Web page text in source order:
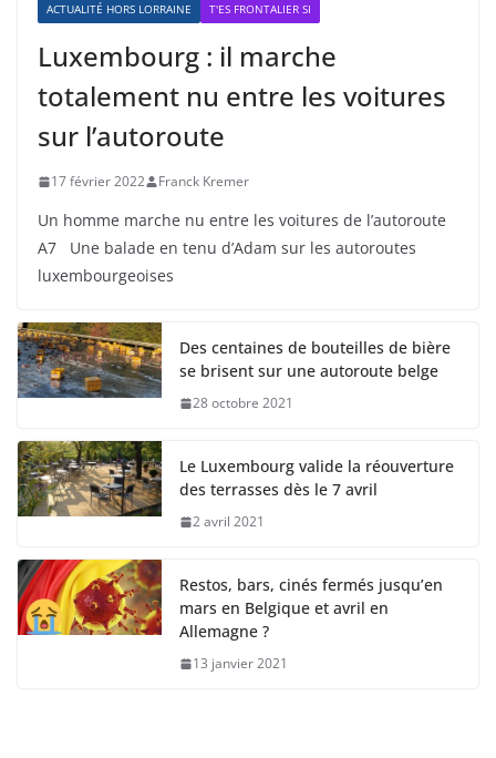
ACTUALITÉ HORS LORRAINE T'ES FRONTALIER SI
Luxembourg : il marche
totalement nu entre les voitures
sur l’autoroute
17 février 2022 Franck Kremer
Un homme marche nu entre les voitures de l’autoroute
A7 Une balade en tenu d’Adam sur les autoroutes
luxembourgeoises
Des centaines de bouteilles de bière
se brisent sur une autoroute belge
28 octobre 2021
Le Luxembourg valide la réouverture
des terrasses dès le 7 avril
2 avril 2021
Restos, bars, cinés fermés jusqu’en
mars en Belgique et avril en
Allemagne ?
13 janvier 2021